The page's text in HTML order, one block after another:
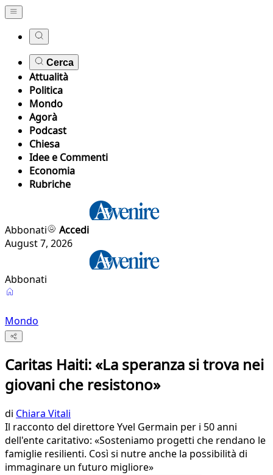
Cerca
Attualità
Politica
Mondo
Agorà
Podcast
Chiesa
Idee e Commenti
Economia
Rubriche
Abbonati
Accedi
August 7, 2026
Abbonati
Mondo
Caritas Haiti: «La speranza si trova nei
giovani che resistono»
di Chiara Vitali
Il racconto del direttore Yvel Germain per i 50 anni
dell'ente caritativo: «Sosteniamo progetti che rendano le
famiglie resilienti. Così si nutre anche la possibilità di
immaginare un futuro migliore»